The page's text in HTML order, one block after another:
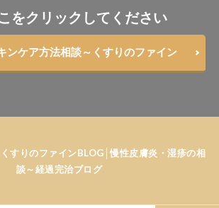
をクリックしてください
ンケア方法相談～くすりのファイン
くすりのファインBLOG│慢性皮膚炎・湿疹の相
談～経過完治ブログ.